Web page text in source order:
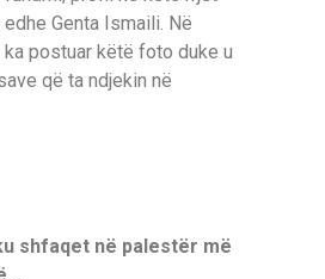
Genta Ismaili. Në
ka postuar këtë foto duke u
që ta ndjekin në
shfaqet në palestër më